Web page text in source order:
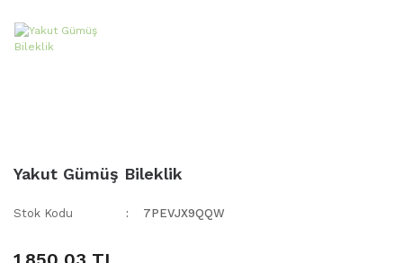
Yakut Gümüş Bileklik
Stok Kodu 7PEVJX9QQW